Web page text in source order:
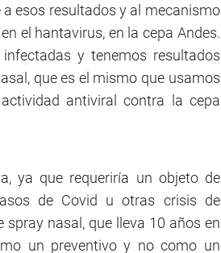
esos resultados y al mecanismo
el hantavirus, en la cepa Andes.
y tenemos resultados
que es el mismo que usamos
antiviral contra la cepa
ya que requeriría un objeto de
de Covid u otras crisis de
nasal, que lleva 10 años en
un preventivo y no como un